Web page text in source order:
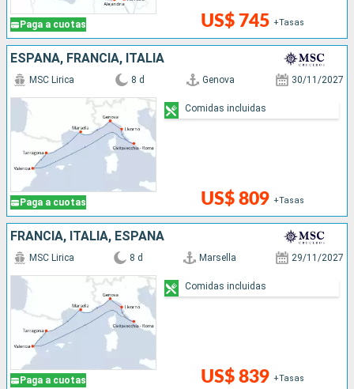
Paga a cuotas US$ 745 +Tasas
ESPAÑA, FRANCIA, ITALIA
Paga a cuotas
MSC Lirica 8 d Genova 30/11/2027
US$ 809 +Tasas
Comidas incluidas
FRANCIA, ITALIA, ESPAÑA
Paga a cuotas
MSC Lirica 8 d Marsella 29/11/2027
US$ 839 +Tasas
Comidas incluidas